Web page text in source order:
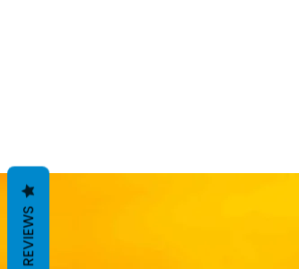
REVIEWS